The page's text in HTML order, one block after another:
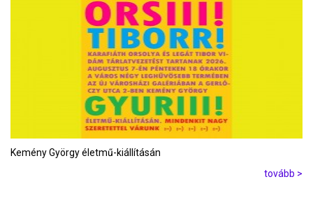
Kemény György életmű-kiállításán
tovább >